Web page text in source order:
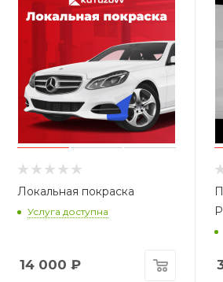
Локальная покраска
Услуга доступна
14 000 ₽